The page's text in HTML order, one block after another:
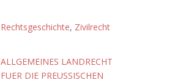
Rechtsgeschichte, Zivilrecht
ALLGEMEINES LANDRECHT
FUER DIE PREUSSISCHEN